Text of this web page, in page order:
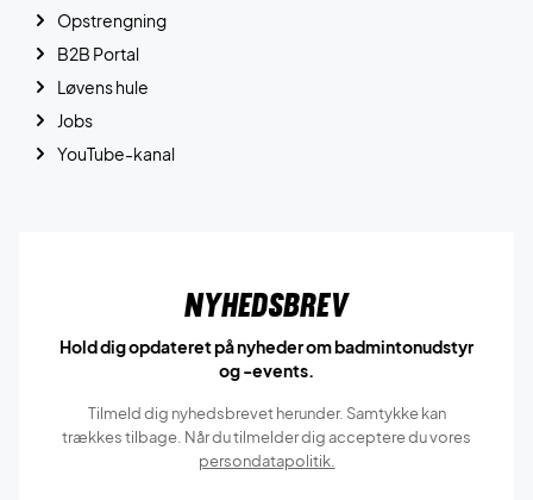
Opstrengning
B2B Portal
Løvens hule
Jobs
YouTube-kanal
Nyhedsbrev
Hold dig opdateret på nyheder om badmintonudstyr
og -events.
Tilmeld dig nyhedsbrevet herunder. Samtykke kan
trækkes tilbage. Når du tilmelder dig acceptere du vores
persondatapolitik.